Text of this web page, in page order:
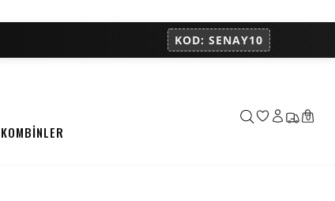
KOD: SENAY10
0
KOMBİNLER